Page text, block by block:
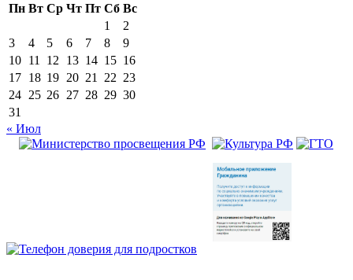
Пн Вт Ср Чт Пт Сб Вс
1
2
3
4 5 6 7 8
9
10 11 12 13 14 15 16
17 18 19 20 21 22 23
24 25 26 27 28 29 30
31
« Июл